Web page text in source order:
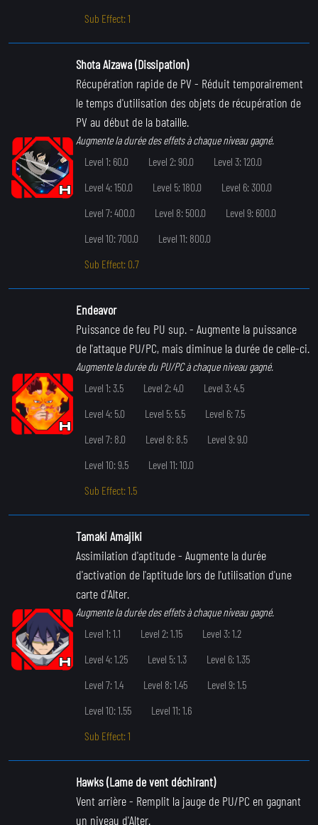
Sub Effect: 1
Shota Aizawa (Dissipation)
Récupération rapide de PV - Réduit temporairement
le temps d'utilisation des objets de récupération de
PV au début de la bataille.
Augmente la durée des effets à chaque niveau gagné.
Level 1: 60.0
Level 2: 90.0
Level 3: 120.0
Level 4: 150.0
Level 5: 180.0
Level 6: 300.0
Level 7: 400.0
Level 8: 500.0
Level 9: 600.0
Level 10: 700.0
Level 11: 800.0
Sub Effect: 0.7
Endeavor
Puissance de feu PU sup.- Augmente la puissance
de l'attaque PU/PC, mais diminue la durée de celle-ci.
Augmente la durée du PU/PC à chaque niveau gagné.
Level 1: 3.5
Level 2: 4.0
Level 3: 4.5
Level 4: 5.0
Level 5: 5.5
Level 6: 7.5
Level 7: 8.0
Level 8: 8.5
Level 9: 9.0
Level 10: 9.5
Level 11: 10.0
Sub Effect: 1.5
Tamaki Amajiki
Assimilation d'aptitude- Augmente la durée
d'activation de l'aptitude lors de l'utilisation d'une
carte d'Alter.
Augmente la durée des effets à chaque niveau gagné.
Level 1: 1.1
Level 2: 1.15
Level 3: 1.2
Level 4: 1.25
Level 5: 1.3
Level 6: 1.35
Level 7: 1.4
Level 8: 1.45
Level 9: 1.5
Level 10: 1.55
Level 11: 1.6
Sub Effect: 1
Hawks (Lame de vent déchirant)
Vent arrière- Remplit la jauge de PU/PC en gagnant
un niveau d'Alter.